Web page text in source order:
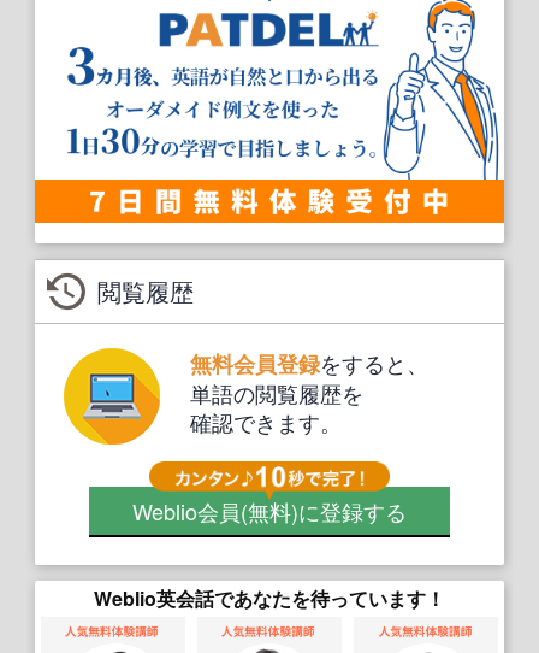
閲覧履歴
無料会員登録をすると、
単語の閲覧履歴を
確認できます。
Weblio会員(無料)に登録する
Weblio英会話であなたを待っています！